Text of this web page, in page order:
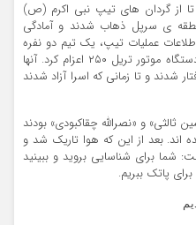
تا از گردان های تیپ نبی اکرم (ص)
ی سرپل ذهاب شدند و آمادگی
عملیات تیپ، یک تیم دو نفره
برای شناسایی خطوط عراقی‌ها با یک دستگاه موتور تریل ۲۵۰ اعزام کرد. آنها
شدند و تا زمانی که اسرا آزاد شدند
ثالثی» و «نصرالله چقاکبودی» بودند
اند. بعد از این که هوا تاریک شد و
شما برای شناسایی بروید و ببینید
پاتک ببریم.